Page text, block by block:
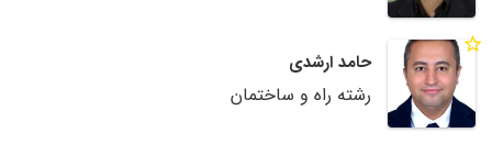
حامد ارشدی
رشته راه و ساختمان